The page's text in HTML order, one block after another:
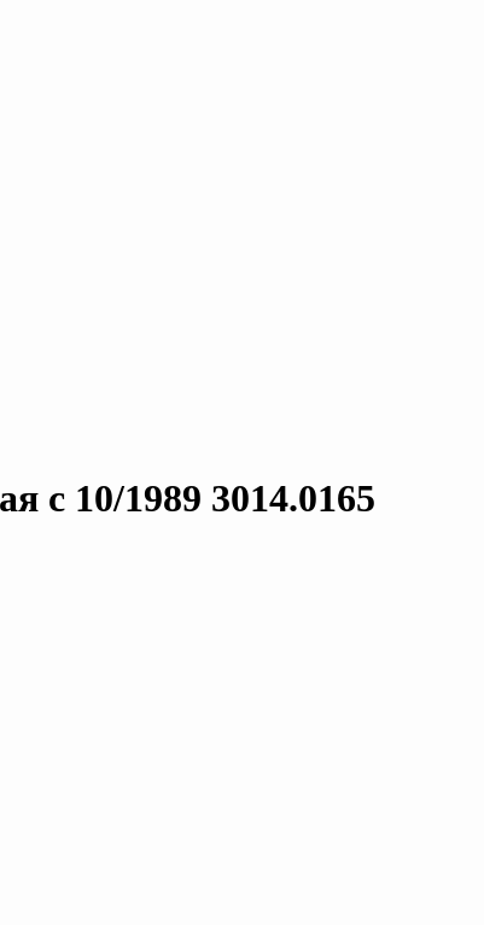
с 10/1989 3014.0165